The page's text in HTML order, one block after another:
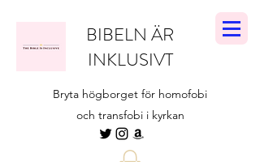
BIBELN ÄR
INKLUSIVT
Bryta högborget för homofobi
och transfobi i kyrkan